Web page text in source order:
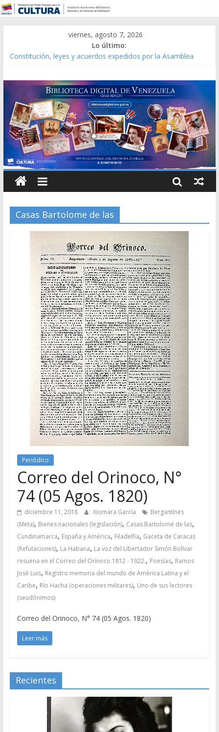
viernes, agosto 7, 2026
Lo último:
Constitución, leyes y acuerdos expedidos por la Asamblea
Modesta Bor Sánchez [material gráfico]
Gaceta Oficial de la República de Venezuela año CXXXIII Mes V,
Caracas 09 de marzo de 2006 N° 38.394
Catálogo temático de obras de Modesta Bor
Casas Bartolome de las
Periódico
Correo del Orinoco, N°
74 (05 Agos. 1820)
diciembre 11, 2018 Xiomara García
Bergantínes
(Meta), Bienes nacionales (legislación), Casas Bartolome de las,
Cundinamarca, España y América, Filadelfia, Gaceta de Caracas
(Refutaciones), La Habana, La voz del Libertador Simón Bolívar
resuena en el Correo del Orinoco 1812 - 1922., Poesías, Ramos
José Luis, Registro memoria del mundo de América Latina y el
Caribe, Río Hacha (operaciones militares), Uno de sus lectores
(seudónimos)
Correo del Orinoco, N° 74 (05 Agos. 1820)
Leer más
Recientes